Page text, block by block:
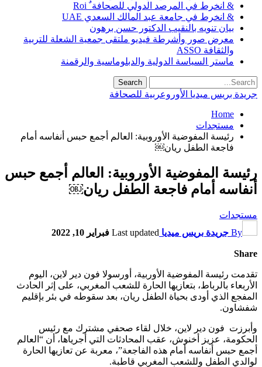
& انخرط في المرصد الدولي للصحافة ٌ Roi
& انخرط في جامعة عبد المالك السعدي UAE
بيان تنويه بالنقيب الدكتور حسن برهون
معرض صور وأشرطة فيديو ملتقى جمعية الشعلة للتربية
والثقافة ASSO
ماستر السياسة الدولية والدبلوماسية والرقمنة
جريدة بريس ميديا الأوروعربية للصحافة
Home
مستجدات
رئيسة المفوضية الأوروبية: العالم أجمع حبس أنفاسه أمام
فاجعة الطفل ريان￼
رئيسة المفوضية الأوروبية: العالم أجمع حبس
أنفاسه أمام فاجعة الطفل ريان￼
مستجدات
By جريدة بريس ميديا Last updated فبراير 10, 2022
Share
تقدمت رئيسة المفوضية الأوربية، أورسولا فون دير لاين، اليوم
الأربعاء بالرباط، بتعازيها الحارة للشعب المغربي، على إثر الحادث
المفجع الذي أودى بحياة الطفل ريان، بعد سقوطه في بئر بإقليم
شفشاون.
وأبرزت فون دير لاين، خلال لقاء صحفي مشترك مع رئيس
الحكومة، عزيز أخنوش، عقب المحادثات التي أجرياها، أن “العالم
أجمع حبس أنفاسه أمام هذه الفاجعة”، معربة عن تعازيها الحارة
لوالدي الطفل وللشعب المغربي قاطبة.